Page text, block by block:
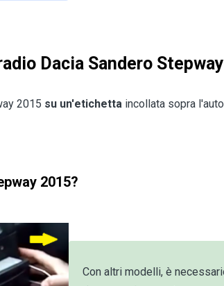
Dacia Sandero
2015 su un'etichetta incollata sopra
2015?
Con altri modelli, è